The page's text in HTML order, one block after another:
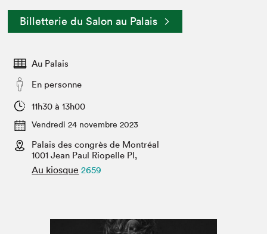
Espace exposant⋅e⋅s
Espace enseignant·e·s
Espace médias
Actualités
SLM PRO
Préparer sa visite
Salon dans la ville et en ligne
Projets partenaires
Billetterie du Salon au Palais
Au Palais
En personne
11h30 à 13h00
Vendredi 24 novembre 2023
Palais des congrès de Montréal
1001 Jean Paul Riopelle Pl,
Au kiosque 2659